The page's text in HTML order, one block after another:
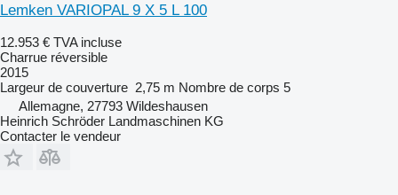
Lemken VARIOPAL 9 X 5 L 100
12.953 € TVA incluse
Charrue réversible
2015
Largeur de couverture 2,75 m Nombre de corps 5
Allemagne, 27793 Wildeshausen
Heinrich Schröder Landmaschinen KG
Contacter le vendeur